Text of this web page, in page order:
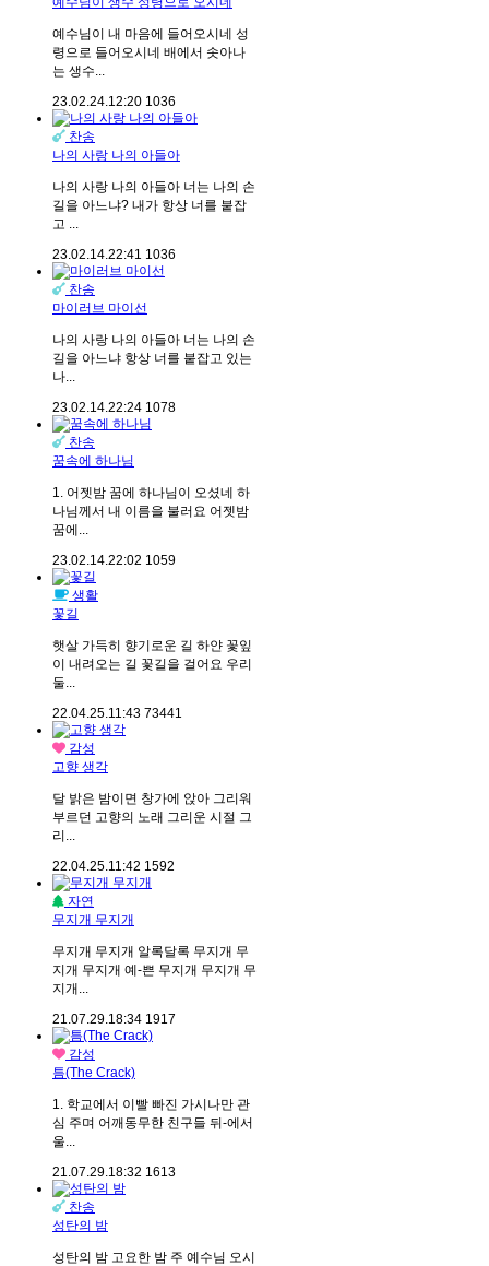
예수님이 내 마음에 들어오시네 성
령으로 들어오시네 배에서 솟아나
는 생수...
23.02.24. 12:20 1036
찬송
나의 사랑 나의 아들아
나의 사랑 나의 아들아 너는 나의 손
길을 아느냐? 내가 항상 너를 붙잡
고 ...
23.02.14. 22:41 1036
찬송
마이러브 마이선
나의 사랑 나의 아들아 너는 나의 손
길을 아느냐 항상 너를 붙잡고 있는
나...
23.02.14. 22:24 1078
찬송
꿈속에 하나님
1. 어젯밤 꿈에 하나님이 오셨네 하
나님께서 내 이름을 불러요 어젯밤
꿈에...
23.02.14. 22:02 1059
생활
꽃길
햇살 가득히 향기로운 길 하얀 꽃잎
이 내려오는 길 꽃길을 걸어요 우리
둘...
22.04.25. 11:43 73441
감성
고향 생각
달 밝은 밤이면 창가에 앉아 그리워
부르던 고향의 노래 그리운 시절 그
리...
22.04.25. 11:42 1592
자연
무지개 무지개
무지개 무지개 알록달록 무지개 무
지개 무지개 예-쁜 무지개 무지개 무
지개...
21.07.29. 18:34 1917
감성
틈(The Crack)
1. 학교에서 이빨 빠진 가시나만 관
심 주며 어깨동무한 친구들 뒤-에서
울...
21.07.29. 18:32 1613
찬송
성탄의 밤
성탄의 밤 고요한 밤 주 예수님 오시